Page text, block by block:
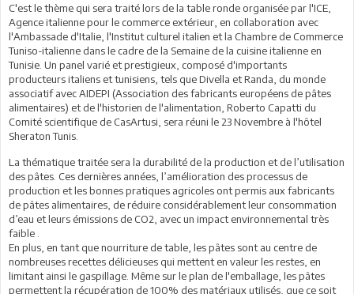
C'est le thème qui sera traité lors de la table ronde organisée par l'ICE,
Agence italienne pour le commerce extérieur, en collaboration avec
l'Ambassade d'Italie, l'Institut culturel italien et la Chambre de Commerce
Tuniso-italienne dans le cadre de la Semaine de la cuisine italienne en
Tunisie. Un panel varié et prestigieux, composé d'importants
producteurs italiens et tunisiens, tels que Divella et Randa, du monde
associatif avec AIDEPI (Association des fabricants européens de pâtes
alimentaires) et de l'historien de l'alimentation, Roberto Capatti du
Comité scientifique de CasArtusi, sera réuni le 23 Novembre à l'hôtel
Sheraton Tunis.
La thématique traitée sera la durabilité de la production et de l’utilisation
des pâtes. Ces dernières années, l’amélioration des processus de
production et les bonnes pratiques agricoles ont permis aux fabricants
de pâtes alimentaires, de réduire considérablement leur consommation
d’eau et leurs émissions de CO2, avec un impact environnemental très
faible .
En plus, en tant que nourriture de table, les pâtes sont au centre de
nombreuses recettes délicieuses qui mettent en valeur les restes, en
limitant ainsi le gaspillage. Même sur le plan de l'emballage, les pâtes
permettent la récupération de 100% des matériaux utilisés, que ce soit